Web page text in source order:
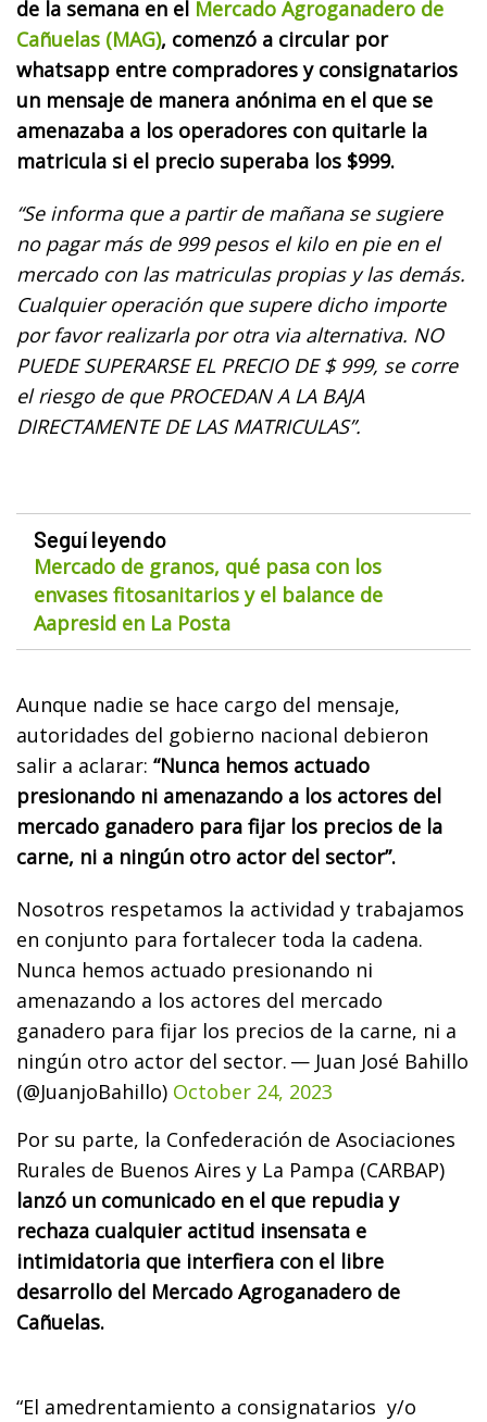
de la semana en el Mercado Agroganadero de
Cañuelas (MAG), comenzó a circular por
whatsapp entre compradores y consignatarios
un mensaje de manera anónima en el que se
amenazaba a los operadores con quitarle la
matricula si el precio superaba los $999.
“Se informa que a partir de mañana se sugiere
no pagar más de 999 pesos el kilo en pie en el
mercado con las matriculas propias y las demás.
Cualquier operación que supere dicho importe
por favor realizarla por otra via alternativa. NO
PUEDE SUPERARSE EL PRECIO DE $ 999, se corre
el riesgo de que PROCEDAN A LA BAJA
DIRECTAMENTE DE LAS MATRICULAS”.
Seguí leyendo
Mercado de granos, qué pasa con los
envases fitosanitarios y el balance de
Aapresid en La Posta
Aunque nadie se hace cargo del mensaje,
autoridades del gobierno nacional debieron
salir a aclarar: “Nunca hemos actuado
presionando ni amenazando a los actores del
mercado ganadero para fijar los precios de la
carne, ni a ningún otro actor del sector”.
Nosotros respetamos la actividad y trabajamos
en conjunto para fortalecer toda la cadena.
Nunca hemos actuado presionando ni
amenazando a los actores del mercado
ganadero para fijar los precios de la carne, ni a
ningún otro actor del sector. — Juan José Bahillo
(@JuanjoBahillo) October 24, 2023
Por su parte, la Confederación de Asociaciones
Rurales de Buenos Aires y La Pampa (CARBAP)
lanzó un comunicado en el que repudia y
rechaza cualquier actitud insensata e
intimidatoria que interfiera con el libre
desarrollo del Mercado Agroganadero de
Cañuelas.
“El amedrentamiento a consignatarios y/o